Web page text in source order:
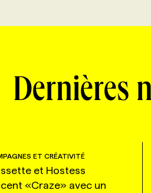
Dernières
ET CRÉATIVITÉ
et Hostess
«Craze» avec un